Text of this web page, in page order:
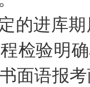
的进库
检验明
面语报